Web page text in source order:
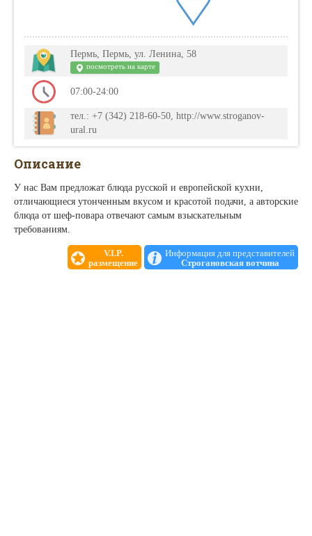
Пермь, Пермь, ул. Ленина, 58
посмотреть на карте
07:00-24:00
тел.: +7 (342) 218-60-50, http://www.stroganov-
ural.ru
Описание
У нас Вам предложат блюда русской и европейской кухни,
отличающиеся утонченным вкусом и красотой подачи, а авторские
блюда от шеф-повара отвечают самым взыскательным
требованиям.
V.I.P.
размещение
Информация для представителей
Строгановская вотчина